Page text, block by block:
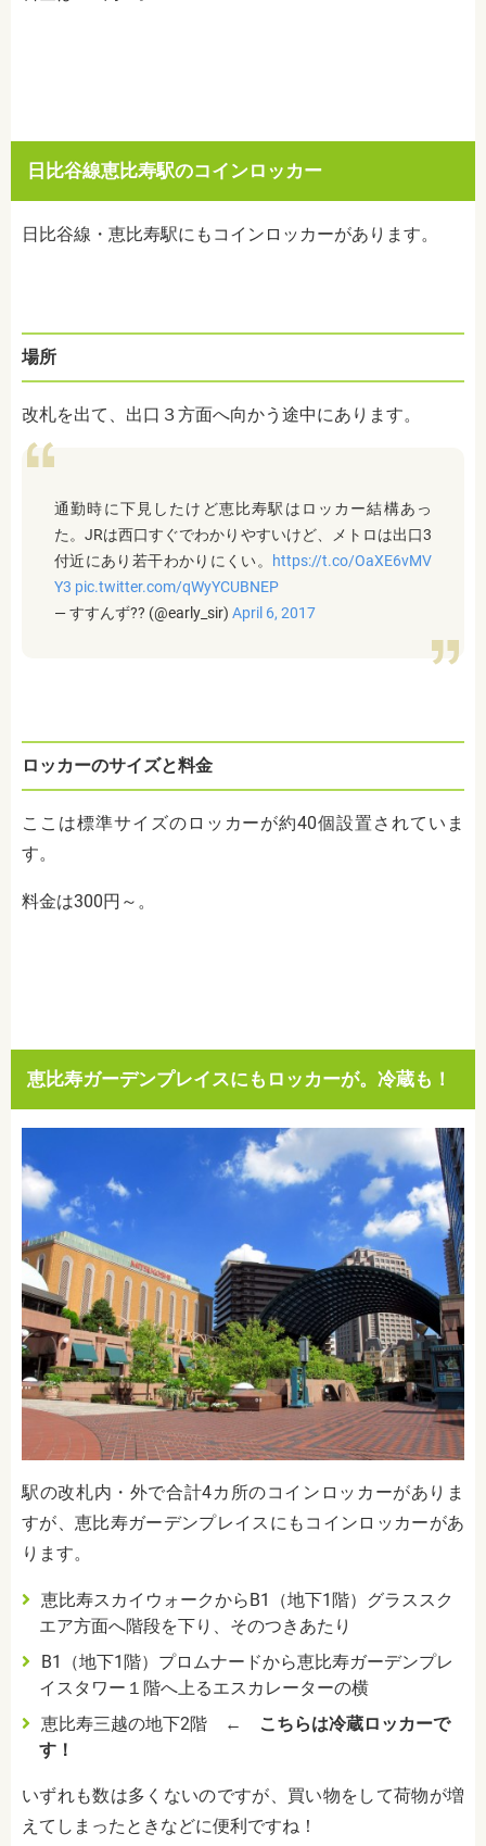
日比谷線恵比寿駅のコインロッカー
日比谷線・恵比寿駅にもコインロッカーがあります。
場所
改札を出て、出口３方面へ向かう途中にあります。
通勤時に下見したけど恵比寿駅はロッカー結構あっ
た。JRは西口すぐでわかりやすいけど、メトロは出口3
付近にあり若干わかりにくい。
https://t.co/OaXE6vMV
Y3 pic.twitter.com/qWyYCUBNEP
— すすんず?? (@early_sir) April 6, 2017
ロッカーのサイズと料金
ここは標準サイズのロッカーが約40個設置されていま
す。
料金は300円～。
恵比寿ガーデンプレイスにもロッカーが。冷蔵も！
駅の改札内・外で合計4カ所のコインロッカーがありま
すが、恵比寿ガーデンプレイスにもコインロッカーがあ
ります。
恵比寿スカイウォークからB1 （地下1 階）グラススク
エア方面へ階段を下り、そのつきあたり
B1
（地下1 階）プロムナードから恵比寿ガーデンプレ
イスタワー１階へ上るエスカレーターの横
恵比寿三越の地下2階 ←
こちらは冷蔵ロッカーで
す！
いずれも数は多くないのですが、買い物をして荷物が増
えてしまったときなどに便利ですね！